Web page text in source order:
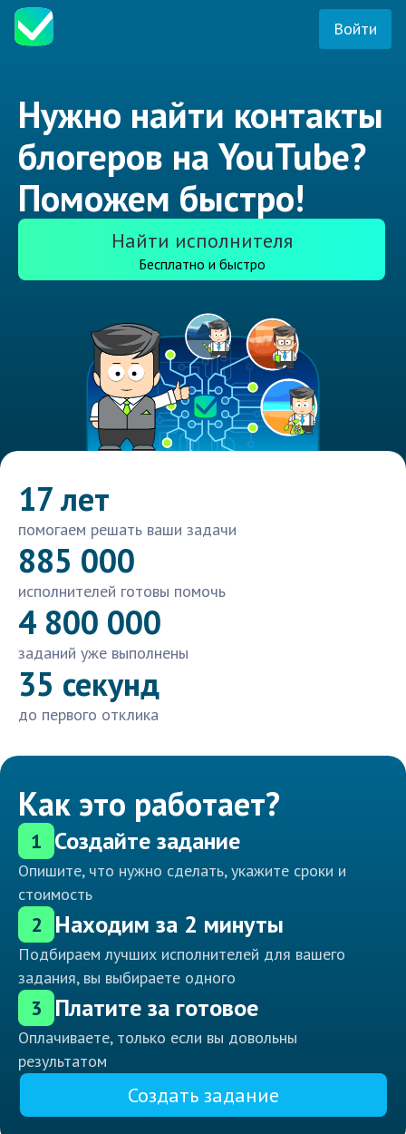
Войти
Нужно найти контакты
блогеров на YouTube?
Поможем быстро!
Найти исполнителя
Бесплатно и быстро
17 лет
помогаем решать ваши задачи
885 000
исполнителей готовы помочь
4 800 000
заданий уже выполнены
35 секунд
до первого отклика
Как это работает?
1 Создайте задание
Опишите, что нужно сделать, укажите сроки и
стоимость
2 Находим за 2 минуты
Подбираем лучших исполнителей для вашего
задания, вы выбираете одного
3 Платите за готовое
Оплачиваете, только если вы довольны
результатом
Создать задание